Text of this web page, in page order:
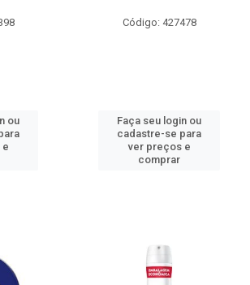
ou
e
Código: 427478
Faça seu login ou
cadastre-se para
ver preços e
comprar